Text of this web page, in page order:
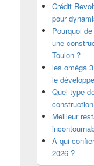
Crédit
pour
Pourquoi
une
Toulon ?
les oméga
le
Quel type
Meilleur
À qui
2026 ?